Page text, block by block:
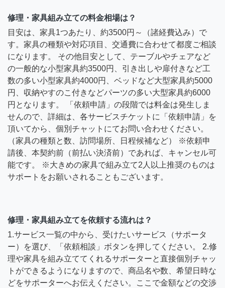
修理・家具組み立ての料金相場は？
目安は、家具1つあたり、約3500円～（諸経費込み）で
す。家具の種類や対応項目、交通費に合わせて都度ご相談
になります。 その他目安として、テーブルやチェアなど
の一般的な小型家具約3500円、引き出しや扉付きなど工
数の多い小型家具約4000円、ベッドなど大型家具約5000
円、収納やすのこ付きなどパーツの多い大型家具約6000
円となります。 「依頼申請」の段階では料金は発生しま
せんので、詳細は、各サービスチケットに「依頼申請」を
頂いてから、個別チャットにてお問い合わせください。
（家具の種類と数、訪問場所、日程候補など） ※依頼申
請後、本契約前（前払い決済前）であれば、キャンセル可
能です。 ※大きめの家具で組み立て2人以上推奨のものは
サポートをお願いされることもございます。
修理・家具組み立てを依頼する流れは？
1.サービス一覧の中から、受けたいサービス（サポータ
ー）を選び、「依頼相談」ボタンを押してください。 2.修
理や家具を組み立ててくれるサポーターと直接個別チャッ
トができるようになりますので、商品名や数、希望日時な
どをサポーターへお伝えください。ここで金額などの交渉